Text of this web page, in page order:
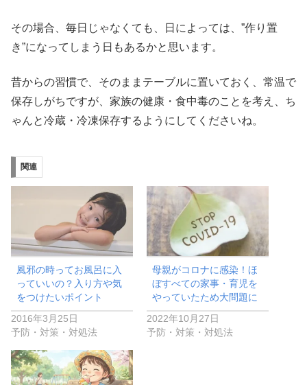
その場合、毎日じゃなくても、日によっては、”作り置
き”になってしまう日もあるかと思います。
昔からの習慣で、そのままテーブルに置いておく、常温で
保存しがちですが、家族の健康・食中毒のことを考え、ち
ゃんと冷蔵・冷凍保存するようにしてくださいね。
関連
風邪の時ってお風呂に入
っていいの？入り方や気
をつけたいポイント
2016年3月25日
予防・対策・対処法
母親がコロナに感染！ほ
ぼすべての家事・育児を
やっていたため大問題に
2022年10月27日
予防・対策・対処法